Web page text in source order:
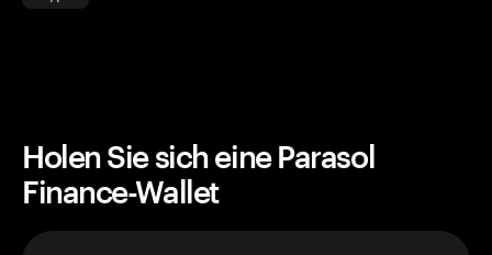
Holen Sie sich eine Parasol
Finance-Wallet